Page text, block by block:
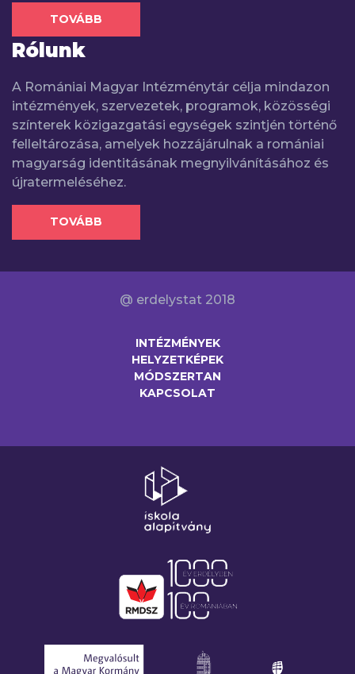
TOVÁBB
Rólunk
A Romániai Magyar Intézménytár célja mindazon
intézmények, szervezetek, programok, közösségi
színterek közigazgatási egységek szintjén történő
felleltározása, amelyek hozzájárulnak a romániai
magyarság identitásának megnyilvánításához és
újratermeléséhez.
TOVÁBB
@ erdelystat 2018
INTÉZMÉNYEK
HELYZETKÉPEK
MÓDSZERTAN
KAPCSOLAT